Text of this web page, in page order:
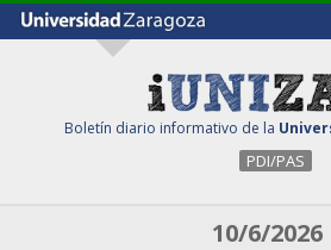
Boletín diario informativo de la
PDI/PAS
10/6/2026